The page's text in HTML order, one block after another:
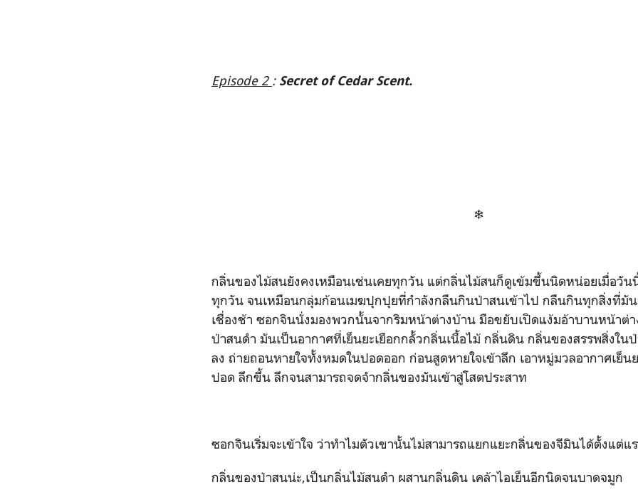
Episode 2 : Secret of Cedar Scent.
❄
กลิ่นของไม้สนยังคงเหมือนเช่นเคยทุกวัน แต่กลิ่นไม้สนก็ดูเข้มขึ้นนิดหน่อยเมื่อวั
ทุกวัน จนเหมือนกลุ่มก้อนเมฆปุกปุยที่กำลังกลืนกินป่าสนเข้าไป กลืนกินทุกสิ่งที่มัน
เชื่องช้า ซอกจินนั่งมองพวกนั้นจากริมหน้าต่างบ้าน มือขยับเปิดแง้มอ้าบานหน้าต่า
ป่าสนดำ มันเป็นอากาศที่เย็นยะเยือกกลั้วกลิ่นเนื้อไม้ กลิ่นดิน กลิ่นของสรรพสิ่งใน
ลง ถ่ายถอนหายใจทั้งหมดในปอดออก ก่อนสูดหายใจเข้าลึก เอาหมู่มวลอากาศเย็น
ปอด ลึกขึ้น ลึกจนสามารถจดจำกลิ่นของมันเข้าสู่โสตประสาท
ซอกจินเริ่มจะเข้าใจ ว่าทำไมตัวเขานั้นไม่สามารถแยกแยะกลิ่นของจีมินได้ตั้งแต่แ
กลิ่นของป่าสนน่ะ,เป็นกลิ่นไม้สนดำ ผสานกลิ่นดิน เคล้าไอเย็นอีกนิดจนบาดจมูก